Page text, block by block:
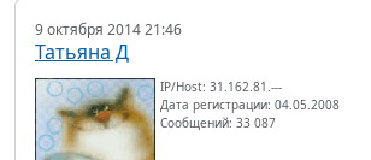
9 октября 2014 21:46
Татьяна Д
IP/Host: 31.162.81.---
Дата регистрации: 04.05.2008
Сообщений: 33 087